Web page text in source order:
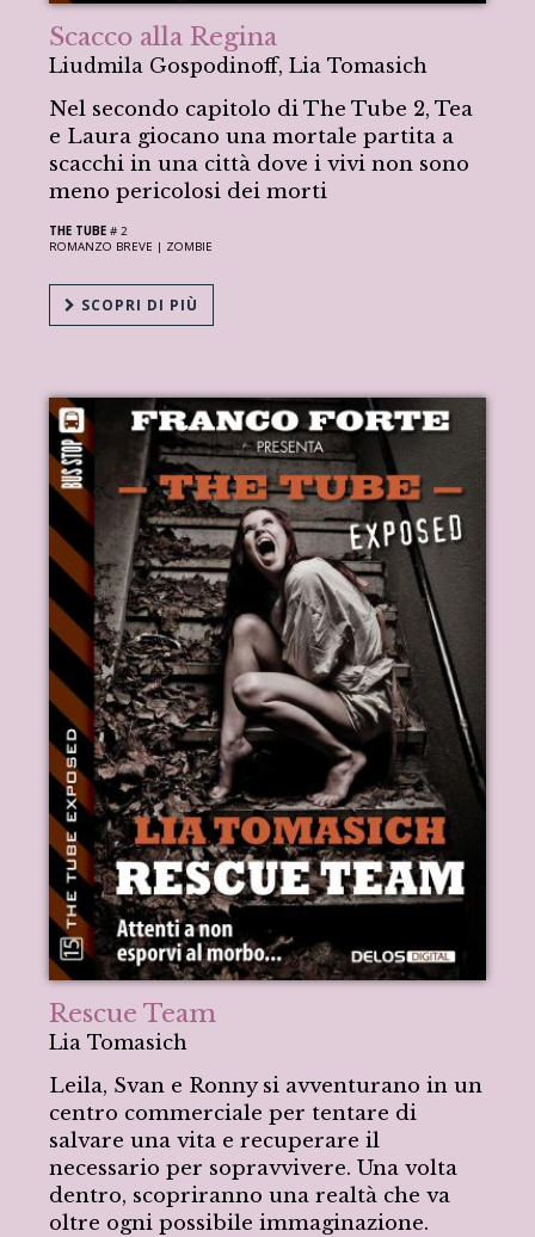
Scacco alla Regina
Liudmila Gospodinoff, Lia Tomasich
Nel secondo capitolo di The Tube 2, Tea
e Laura giocano una mortale partita a
scacchi in una città dove i vivi non sono
meno pericolosi dei morti
THE TUBE # 2
ROMANZO BREVE | ZOMBIE
SCOPRI DI PIÙ
Rescue Team
Lia Tomasich
Leila, Svan e Ronny si avventurano in un
centro commerciale per tentare di
salvare una vita e recuperare il
necessario per sopravvivere. Una volta
dentro, scopriranno una realtà che va
oltre ogni possibile immaginazione.